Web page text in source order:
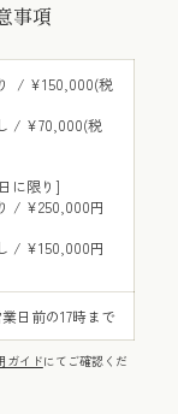
事項
/ ¥150,000(税
/ ¥70,000(税
に限り]
/ ¥250,000円
/ ¥150,000円
日前の17時まで
ガイドにてご確認くだ